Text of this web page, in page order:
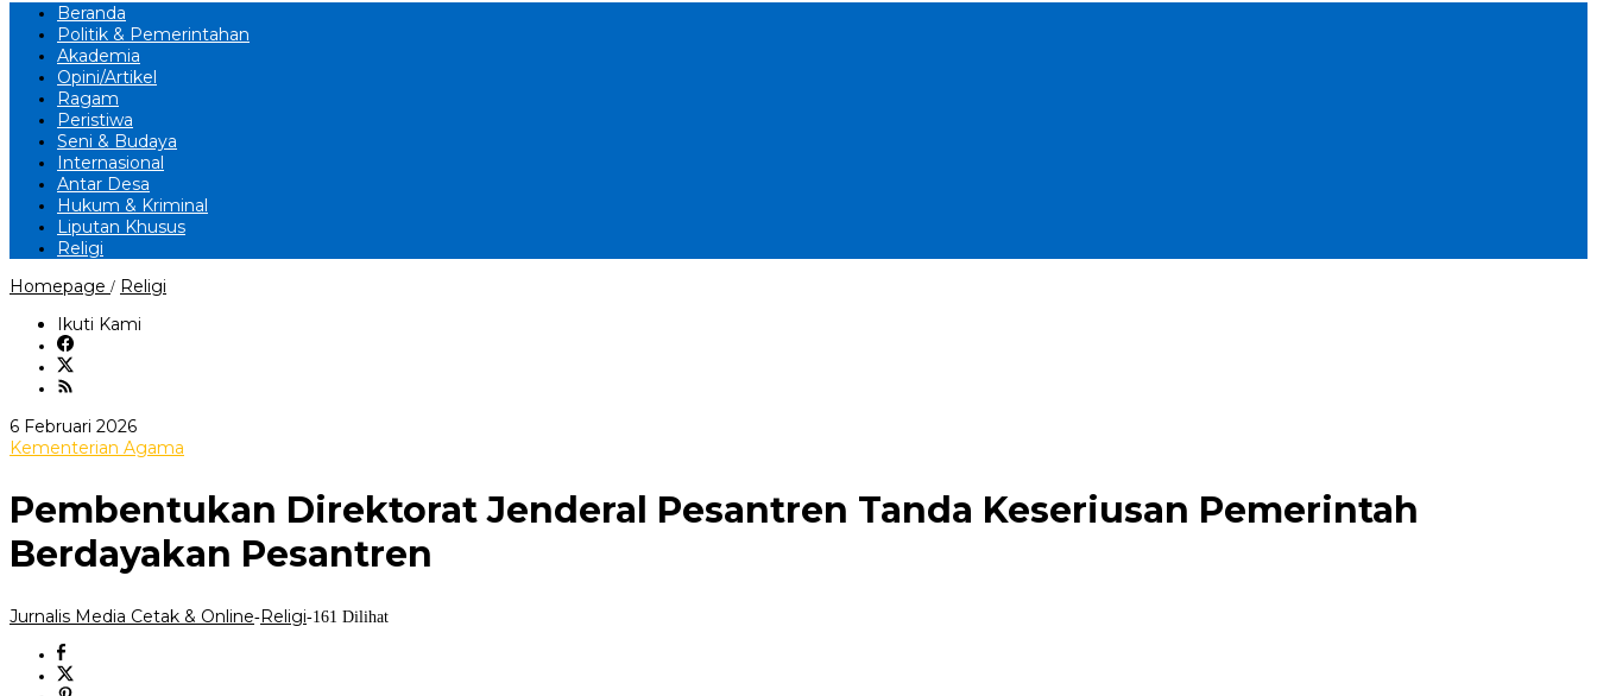
Beranda
Politik & Pemerintahan
Akademia
Opini/Artikel
Ragam
Peristiwa
Seni & Budaya
Internasional
Antar Desa
Hukum & Kriminal
Liputan Khusus
Religi
Homepage / Religi
Ikuti Kami
6 Februari 2026oleh
Jurnalis
&
Kementerian Agama
Pembentukan Direktorat Jenderal Pesantren Tanda Keseriusan Pemerintah
Berdayakan Pesantren
Jurnalis Media Cetak & Online-Religi-161 Dilihat